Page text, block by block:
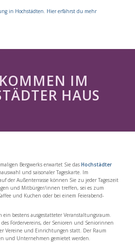
Hier erfährst du mehr
IM
HAUS
Bergwerks erwartet Sie das Hochstädter
und saisonaler Tageskarte. Im
der Außenterrasse können Sie zu jeder Tageszeit
und Mitbürger/innen treffen, sei es zum
und Kuchen oder bei einem Feierabend-
ein bestens ausgestatteter Veranstaltungsraum.
Fördervereins, der Senioren und Seniorinnen
Vereine und Einrichtungen statt. Der Raum
und Unternehmen gemietet werden.